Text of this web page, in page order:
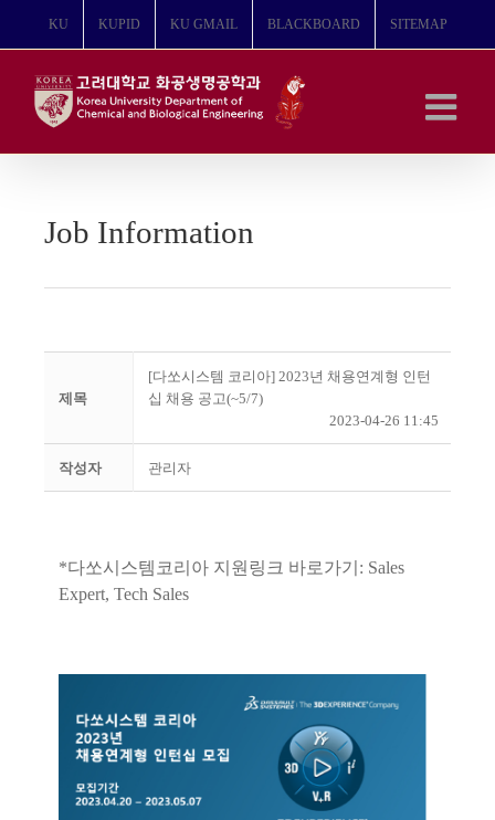
뛰
KU KUPID KU GMAIL BLACKBOARD SITEMAP
Job Information
제목
[다쏘시스템 코리아] 2023년 채용연계형 인턴
십 채용 공고(~5/7)
2023-04-26 11:45
작성자 관리자
*다쏘시스템코리아 지원링크 바로가기 : Sales
Expert, Tech Sales